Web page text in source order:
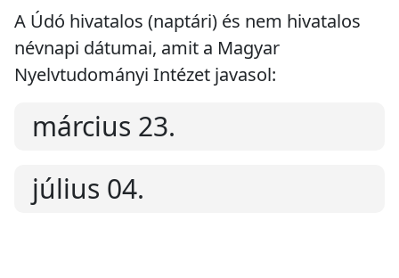
A Údó hivatalos (naptári) és nem hivatalos
névnapi dátumai, amit a Magyar
Nyelvtudományi Intézet javasol:
március 23.
július 04.